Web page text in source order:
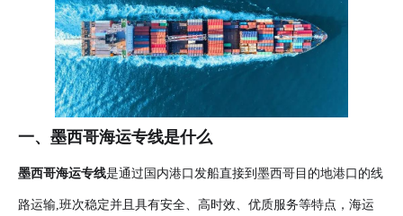
一、墨西哥海运专线是什么
墨西哥海运专线是通过国内港口发船直接到墨西哥目的地港口的线
路运输,班次稳定并且具有安全、高时效、优质服务等特点，海运